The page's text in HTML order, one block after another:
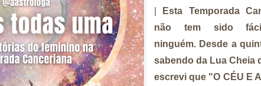
Esta Temporada
não tem sido
ninguém. Desde a
sabendo da Lua Cheia
escrevi que "O CÉU E